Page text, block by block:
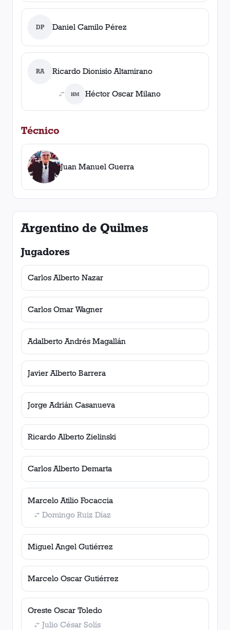
DP Daniel Camilo Pérez
RA Ricardo Dionisio Altamirano
HM Héctor Oscar Milano
Técnico
Juan Manuel Guerra
Argentino de Quilmes
Jugadores
Carlos Alberto Nazar
Carlos Omar Wagner
Adalberto Andrés Magallán
Javier Alberto Barrera
Jorge Adrián Casanueva
Ricardo Alberto Zielinski
Carlos Alberto Demarta
Marcelo Atilio Focaccia
Domingo Ruiz Díaz
Miguel Angel Gutiérrez
Marcelo Oscar Gutiérrez
Oreste Oscar Toledo
Julio César Solís